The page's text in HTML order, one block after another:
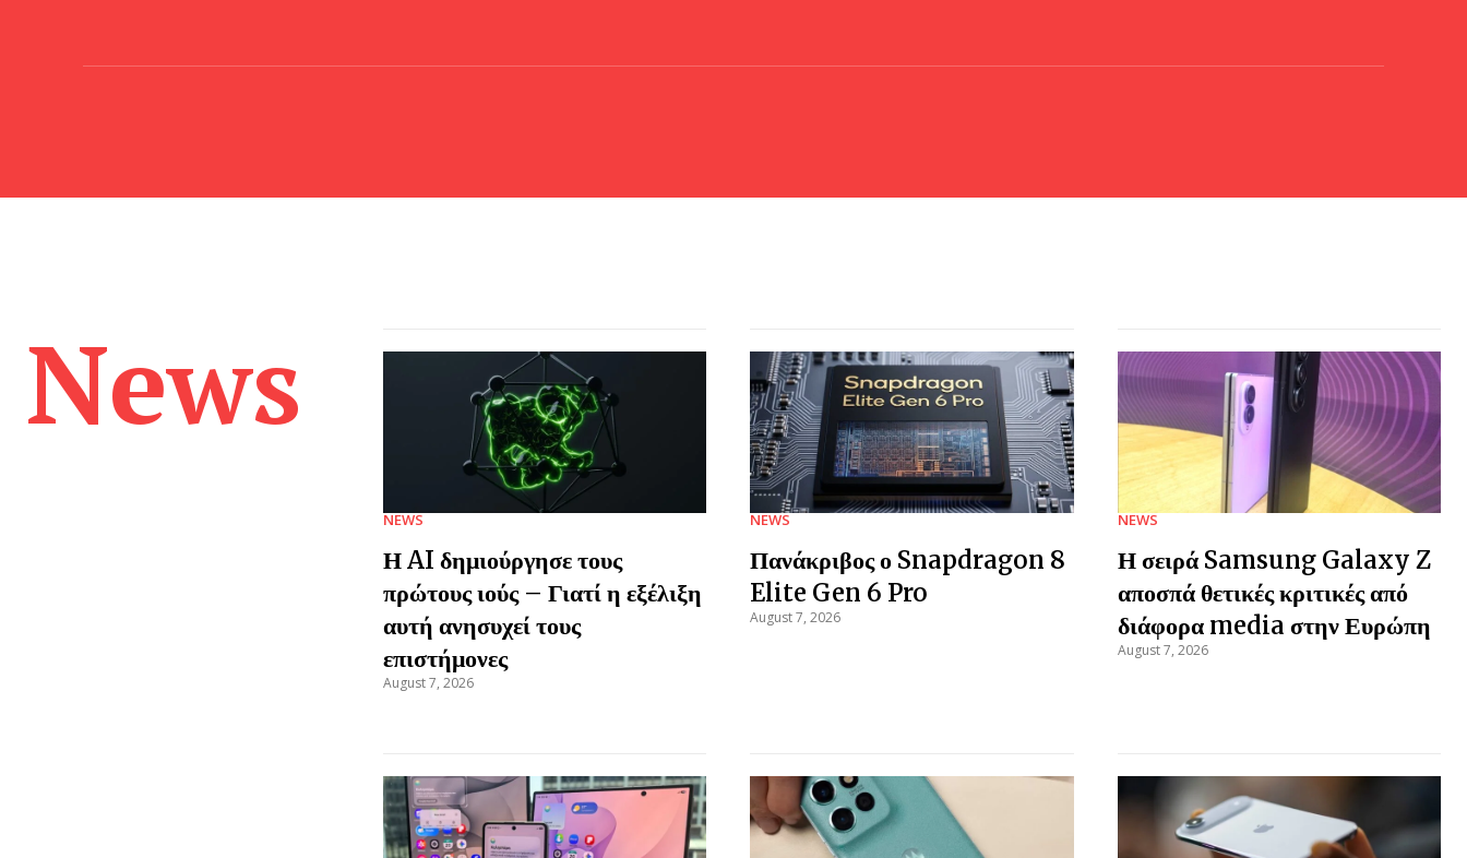
News
NEWS
Η AI δημιούργησε τους
πρώτους ιούς – Γιατί η εξέλιξη
αυτή ανησυχεί τους
επιστήμονες
August 7, 2026
NEWS
Πανάκριβος ο Snapdragon 8
Elite Gen 6 Pro
August 7, 2026
NEWS
Η σειρά Samsung Galaxy Z
αποσπά θετικές κριτικές από
διάφορα media στην Ευρώπη
August 7, 2026